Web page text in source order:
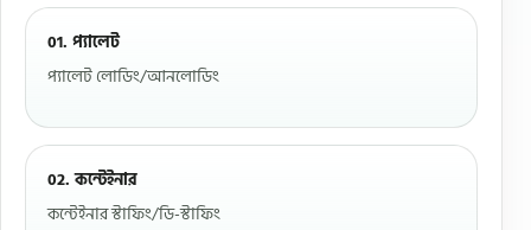
01. প্যালেট
প্যালেট লোডিং/আনলোডিং
02. কন্টেইনার
কন্টেইনার স্টাফিং/ডি-স্টাফিং